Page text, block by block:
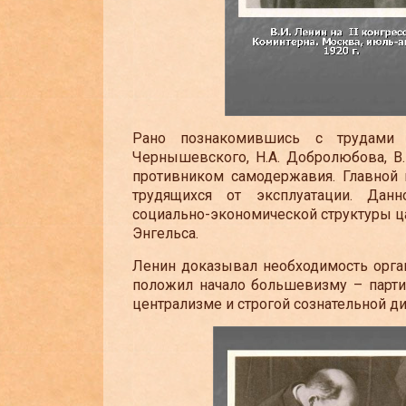
Рано познакомившись с
Чернышевского, Н.А. Добролюбова,
противником самодержавия.
трудящихся от эксплуатации.
социально-экономической структуры
Энгельса.
Ленин доказывал необходимость
положил начало большевизму –
централизме и строгой сознательной